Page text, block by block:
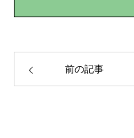
前の記事